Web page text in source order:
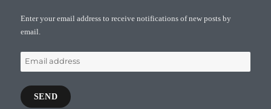
Enter your email address to receive notifications of new posts by
email.
Email
address
SEND